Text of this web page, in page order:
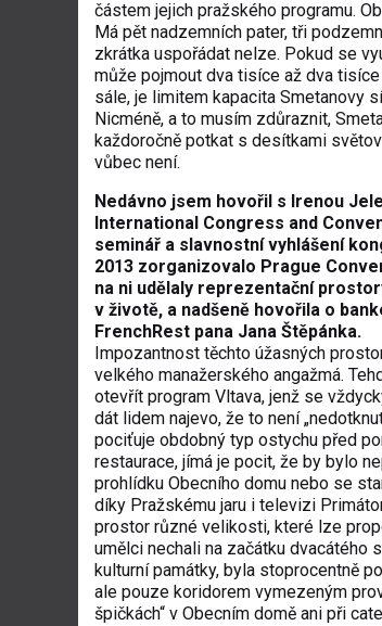
částem jejich pražského programu.
Má pět nadzemních pater, tři
zkrátka uspořádat nelze. Pokud se
může pojmout dva tisíce až dva
sále, je limitem kapacita Smetanovy
Nicméně, a to musím zdůraznit,
každoročně potkat s desítkami
vůbec není.
Nedávno jsem hovořil s Irenou
International Congress and
seminář a slavnostní vyhlášení
2013 zorganizovalo Prague
na ni udělaly reprezentační
v životě, a nadšeně hovořila o
FrenchRest pana Jana Štěpánka.
Impozantnost těchto úžasných
velkého manažerského angažmá.
otevřít program Vltava, jenž se
dát lidem najevo, že to není
pociťuje obdobný typ ostychu před
restaurace, jímá je pocit, že by bylo
prohlídku Obecního domu nebo se
díky Pražskému jaru i televizi
prostor různé velikosti, které lze
umělci nechali na začátku dvacátého
kulturní památky, byla stoprocentně
ale pouze koridorem vymezeným
špičkách“ v Obecním domě ani při